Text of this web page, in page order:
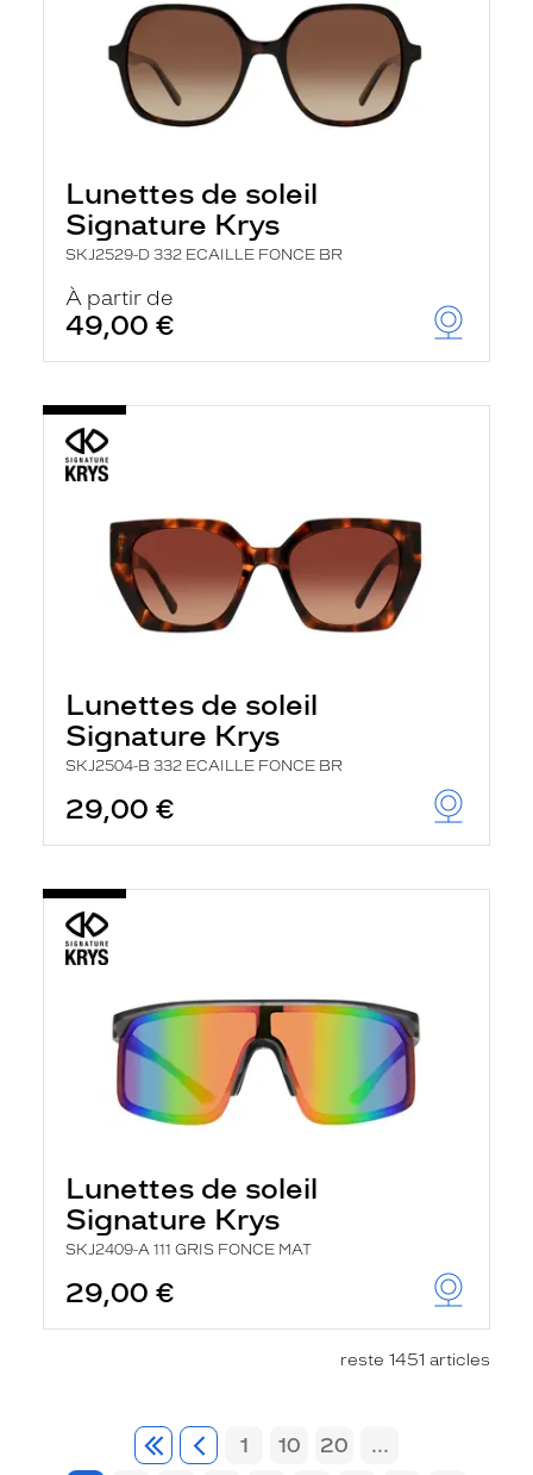
Lunettes de soleil
Signature Krys
SKJ2529-D 332 ECAILLE FONCE BR
À partir de
49,00 €
Lunettes de soleil
Signature Krys
SKJ2504-B 332 ECAILLE FONCE BR
29,00 €
Lunettes de soleil
Signature Krys
SKJ2409-A 111 GRIS FONCE MAT
29,00 €
reste 1451 articles
1 10 20
...